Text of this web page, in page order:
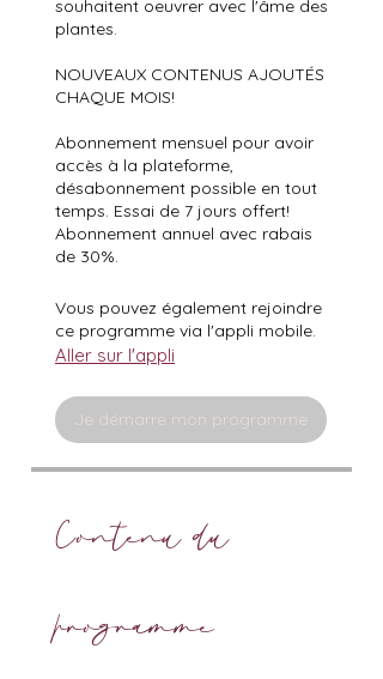
souhaitent oeuvrer avec l'âme des
plantes.
NOUVEAUX CONTENUS AJOUTÉS
CHAQUE MOIS!
Abonnement mensuel pour avoir
accès à la plateforme,
désabonnement possible en tout
temps. Essai de 7 jours offert!
Abonnement annuel avec rabais
de 30%.
Vous pouvez également rejoindre
ce programme via l'appli mobile.
Aller sur l'appli
Je démarre mon programme
Contenu du
programme